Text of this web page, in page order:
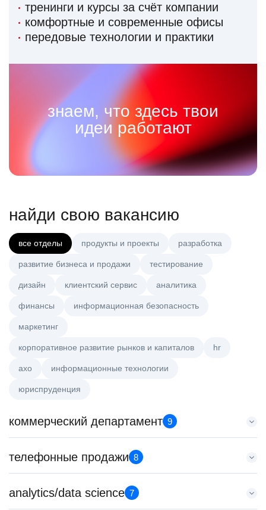
тренинги и курсы за счёт компании
комфортные и современные офисы
передовые технологии и практики
знаем, что здесь твои
идеи работают
найди свою вакансию
все отделы продукты и проекты разработка
развитие бизнеса и продажи тестирование
дизайн клиентский сервис аналитика
финансы информационная безопасность
маркетинг
корпоративное развитие рынков и капиталов hr
axo информационные технологии
юриспруденция
коммерческий департамент 9
Аналитик данных (направление Enterprise продаж)
HeadHunter::Коммерческий департамент
з/п не указана
телефонные продажи 8
Старший специалист телемаркетинга
HeadHunter::Телефонные продажи
analytics/data science 7